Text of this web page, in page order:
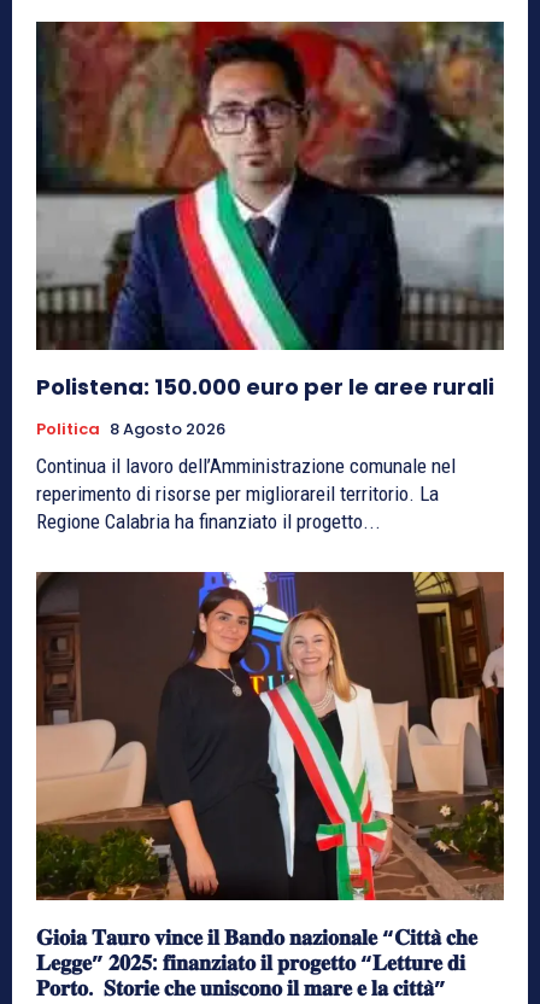
Polistena: 150.000 euro per le aree rurali
Politica 8 Agosto 2026
Continua il lavoro dell’Amministrazione comunale nel
reperimento di risorse per migliorareil territorio. La
Regione Calabria ha finanziato il progetto...
𝐆𝐢𝐨𝐢𝐚 𝐓𝐚𝐮𝐫𝐨 𝐯𝐢𝐧𝐜𝐞 𝐢𝐥 𝐁𝐚𝐧𝐝𝐨 𝐧𝐚𝐳𝐢𝐨𝐧𝐚𝐥𝐞 “𝐂𝐢𝐭𝐭𝐚̀ 𝐜𝐡𝐞
𝐋𝐞𝐠𝐠𝐞” 𝟐𝟎𝟐𝟓: 𝐟𝐢𝐧𝐚𝐧𝐳𝐢𝐚𝐭𝐨 𝐢𝐥 𝐩𝐫𝐨𝐠𝐞𝐭𝐭𝐨 “𝐋𝐞𝐭𝐭𝐮𝐫𝐞 𝐝𝐢
𝐏𝐨𝐫𝐭𝐨. 𝐒𝐭𝐨𝐫𝐢𝐞 𝐜𝐡𝐞 𝐮𝐧𝐢𝐬𝐜𝐨𝐧𝐨 𝐢𝐥 𝐦𝐚𝐫𝐞 𝐞 𝐥𝐚 𝐜𝐢𝐭𝐭𝐚̀”